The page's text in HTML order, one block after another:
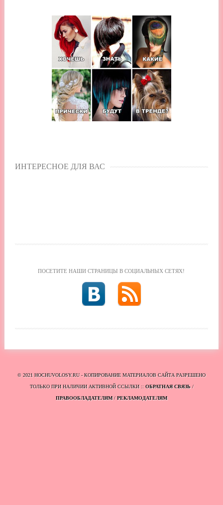
ИНТЕРЕСНОЕ ДЛЯ ВАС
ПОСЕТИТЕ НАШИ СТРАНИЦЫ В СОЦИАЛЬНЫХ СЕТЯХ!
© 2021 HOCHUVOLOSY.RU - КОПИРОВАНИЕ МАТЕРИАЛОВ САЙТА РАЗРЕШЕНО
ТОЛЬКО ПРИ НАЛИЧИИ АКТИВНОЙ ССЫЛКИ :: ОБРАТНАЯ СВЯЗЬ/
ПРАВООБЛАДАТЕЛЯМ/РЕКЛАМОДАТЕЛЯМ